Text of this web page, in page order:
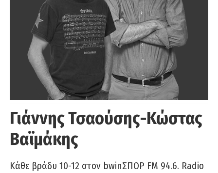
Γιάννης Τσαούσης-Κώστας
Βαϊμάκης
Κάθε βράδυ 10-12 στον bwinΣΠΟΡ FM 94.6. Radio